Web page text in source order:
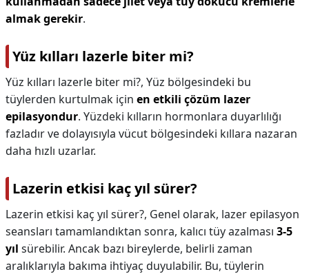
almak gerekir.
Yüz kılları lazerle biter mi?
Yüz kılları lazerle biter mi?, Yüz bölgesindeki bu
tüylerden kurtulmak için en etkili çözüm lazer
epilasyondur. Yüzdeki kılların hormonlara duyarlılığı
fazladır ve dolayısıyla vücut bölgesindeki kıllara nazaran
daha hızlı uzarlar.
Lazerin etkisi kaç yıl sürer?
Lazerin etkisi kaç yıl sürer?, Genel olarak, lazer epilasyon
seansları tamamlandıktan sonra, kalıcı tüy azalması 3-5
yıl sürebilir. Ancak bazı bireylerde, belirli zaman
aralıklarıyla bakıma ihtiyaç duyulabilir. Bu, tüylerin